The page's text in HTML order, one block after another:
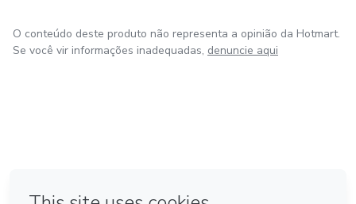
O conteúdo deste produto não representa a opinião da Hotmart.
Se você vir informações inadequadas, denuncie aqui
em Bogotá